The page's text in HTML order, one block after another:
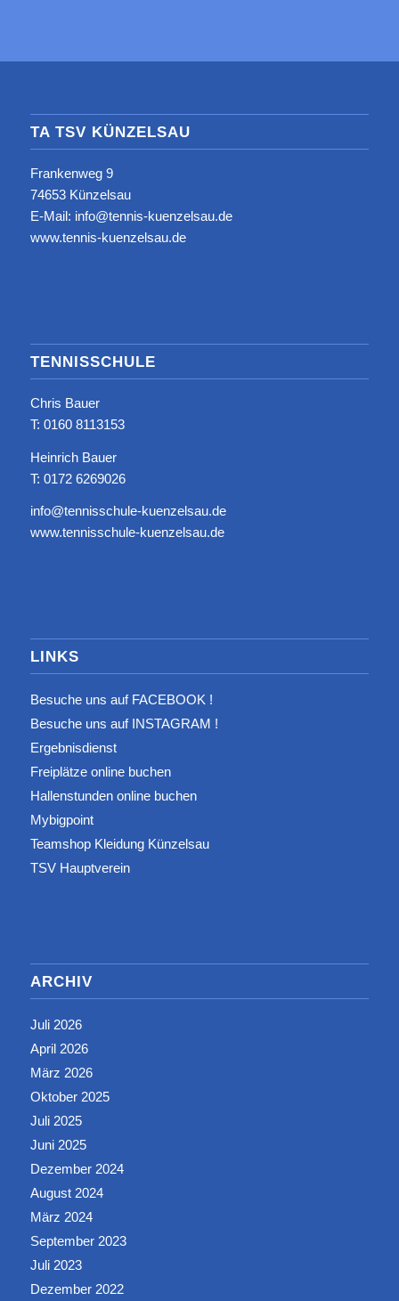
TA TSV KÜNZELSAU
Frankenweg 9
74653 Künzelsau
E-Mail: info@tennis-kuenzelsau.de
www.tennis-kuenzelsau.de
TENNISSCHULE
Chris Bauer
T: ‭0160 8113153‬
Heinrich Bauer
T: 0172 6269026
info@tennisschule-kuenzelsau.de
www.tennisschule-kuenzelsau.de
LINKS
Besuche uns auf FACEBOOK !
Besuche uns auf INSTAGRAM !
Ergebnisdienst
Freiplätze online buchen
Hallenstunden online buchen
Mybigpoint
Teamshop Kleidung Künzelsau
TSV Hauptverein
ARCHIV
Juli 2026
April 2026
März 2026
Oktober 2025
Juli 2025
Juni 2025
Dezember 2024
August 2024
März 2024
September 2023
Juli 2023
Dezember 2022